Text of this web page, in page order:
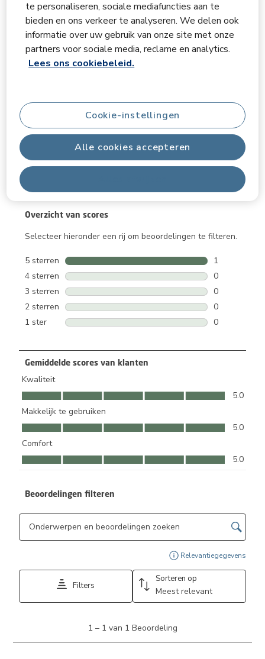
te personaliseren, sociale mediafuncties aan te
bieden en ons verkeer te analyseren. We delen ook
informatie over uw gebruik van onze site met onze
partners voor sociale media, reclame en analytics.
Lees ons cookiebeleid.
Alle cookies accepteren
Cookie-instellingen
Wat zit er in de doos
Overzicht van scores
Selecteer hieronder een rij om beoordelingen te filteren.
5 sterren sterren
1
1
4 sterren sterren
0
0
3 sterren sterren
0
0
2 sterren sterren
0
0
1 ster sterren
0
Algemene score
5.0
Gemiddelde scores van klanten
Kwaliteit
Kwaliteit, 5.0 van 5
5.0
Makkelijk te gebruiken
Makkelijk te gebruiken, 5.0 van 5
5.0
Comfort
Comfort, 5.0 van 5
5.0
Beoordelingen filteren
Onderwerpen en beoordelingen zoeken per regio
Relevantiegegevens
Filters
Sorteren op
Meest relevant
1
1 – 1 van 1 Beoordeling